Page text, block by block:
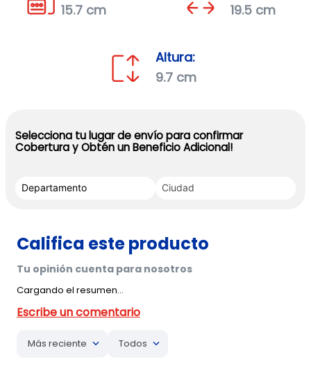
15.7 cm
19.5 cm
Altura:
9.7 cm
Selecciona tu lugar de envío para confirmar
Cobertura y Obtén un Beneficio Adicional!
Cargando el resumen…
Más reciente Todos